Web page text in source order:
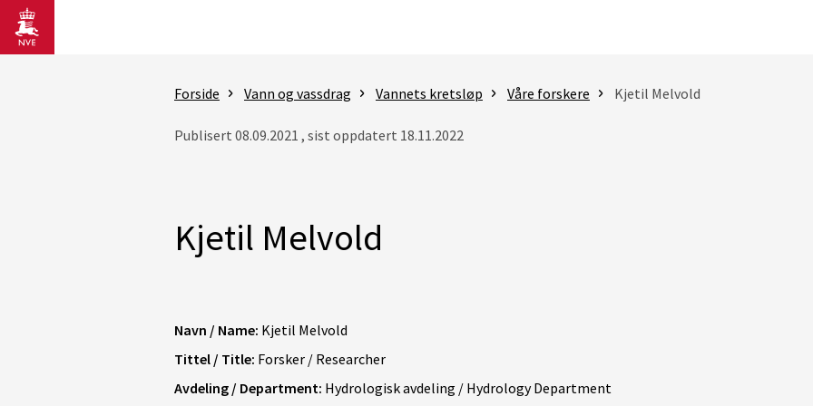
Gå til hovedinnhold
Forside Vann og vassdrag Vannets kretsløp Våre forskere Kjetil Melvold
Publisert 08.09.2021 , sist oppdatert 18.11.2022
Kjetil Melvold
Navn / Name: Kjetil Melvold
Tittel / Title: Forsker / Researcher
Avdeling / Department: Hydrologisk avdeling / Hydrology Department